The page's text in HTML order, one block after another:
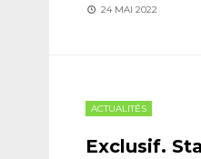
24 MAI 2022
ACTUALITÉS
Exclusif.